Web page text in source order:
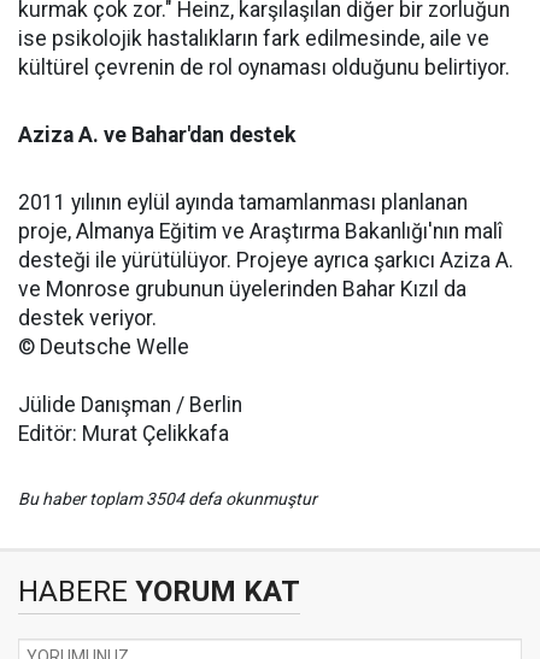
kurmak çok zor." Heinz, karşılaşılan diğer bir zorluğun
ise psikolojik hastalıkların fark edilmesinde, aile ve
kültürel çevrenin de rol oynaması olduğunu belirtiyor.
Aziza A. ve Bahar'dan destek
2011 yılının eylül ayında tamamlanması planlanan
proje, Almanya Eğitim ve Araştırma Bakanlığı'nın malî
desteği ile yürütülüyor. Projeye ayrıca şarkıcı Aziza A.
ve Monrose grubunun üyelerinden Bahar Kızıl da
destek veriyor.
© Deutsche Welle
Jülide Danışman / Berlin
Editör: Murat Çelikkafa
Bu haber toplam 3504 defa okunmuştur
HABERE YORUM KAT